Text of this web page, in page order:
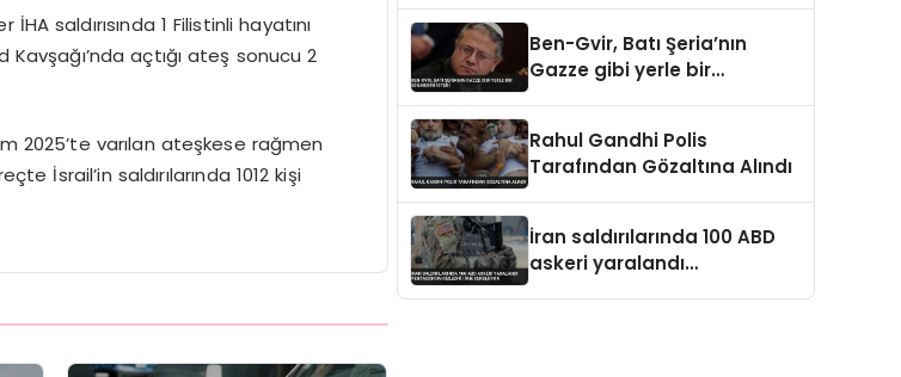
saldırısında 1 Filistinli hayatını
açtığı ateş sonucu 2
2025’te varılan ateşkese rağmen
İsrail’in saldırılarında 1012 kişi
Ben-Gvir, Batı Şeria’nın
Gazze gibi yerle bir
Rahul Gandhi Polis
Tarafından Gözaltına Alındı
İran saldırılarında 100 ABD
askeri yaralandı